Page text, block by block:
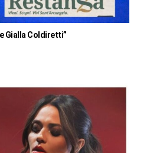
Gialla Coldiretti”